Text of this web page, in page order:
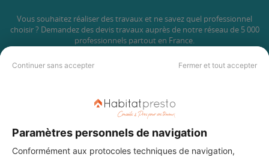
Continuer sans accepter Fermer et tout accepter
Paramètres personnels de navigation
Conformément aux protocoles techniques de navigation,
Vous souhaitez réaliser des travaux et ne savez quel professionnel
choisir ? Demandez des devis travaux auprès de notre réseau de 5 000
professionnels partout en France.
DEMANDER UN DEVIS